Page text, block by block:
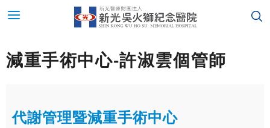
減重手術中心-許淑雲個管師
代謝管理暨減重手術中心